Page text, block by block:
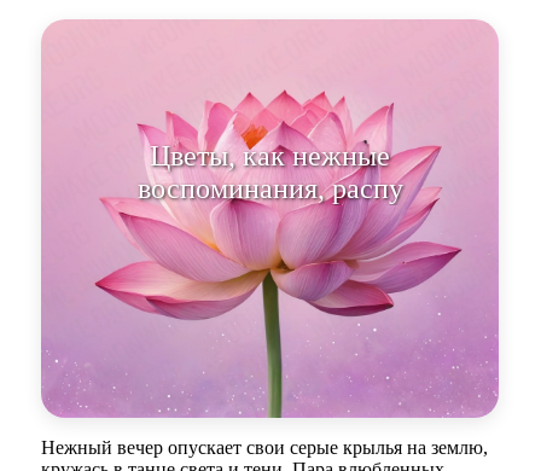
Цветы, как нежные
воспоминания, распускаются в
сердце.
Нежный вечер опускает свои серые крылья на землю,